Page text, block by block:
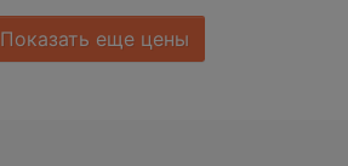
Показать еще цены